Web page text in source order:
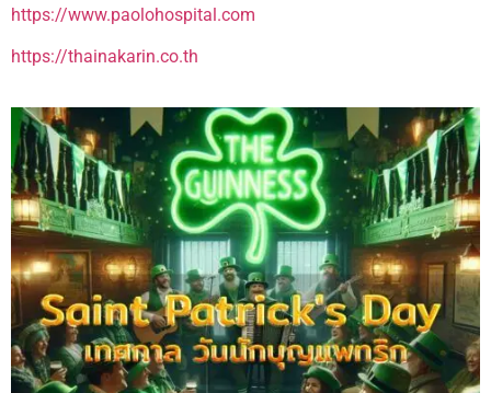
https://www.paolohospital.com
https://thainakarin.co.th